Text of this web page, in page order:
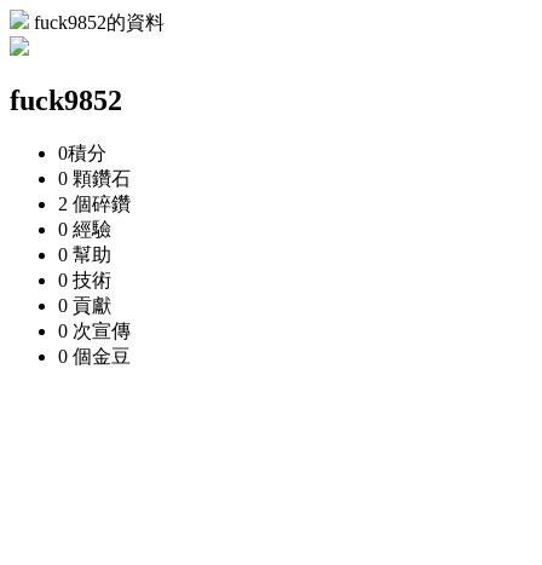
fuck9852的資料
fuck9852
0積分
0 顆鑽石
2 個碎鑽
0 經驗
0 幫助
0 技術
0 貢獻
0 次宣傳
0 個金豆